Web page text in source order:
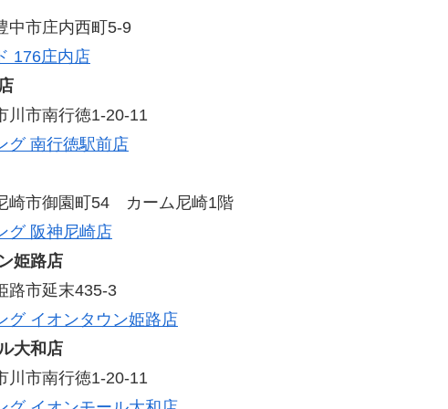
中市庄内西町5-9
176庄内店
川市南行徳1-20-11
グ 南行徳駅前店
崎市御園町54 カーム尼崎1階
グ 阪神尼崎店
姫路店
路市延末435-3
グ イオンタウン姫路店
大和店
川市南行徳1-20-11